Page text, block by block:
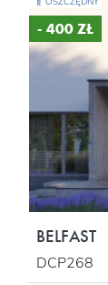
- 400 ZŁ
BELFAST
DCP268